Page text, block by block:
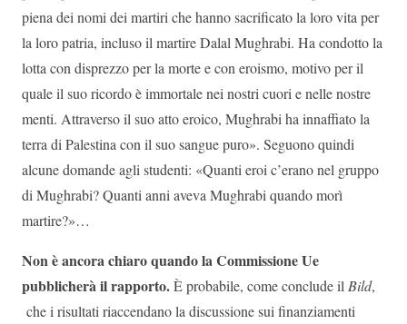
piena dei nomi dei martiri che hanno sacrificato la loro vita per
la loro patria, incluso il martire Dalal Mughrabi. Ha condotto la
lotta con disprezzo per la morte e con eroismo, motivo per il
quale il suo ricordo è immortale nei nostri cuori e nelle nostre
menti. Attraverso il suo atto eroico, Mughrabi ha innaffiato la
terra di Palestina con il suo sangue puro». Seguono quindi
alcune domande agli studenti: «Quanti eroi c’erano nel gruppo
di Mughrabi? Quanti anni aveva Mughrabi quando morì
martire?»…
Non è ancora chiaro quando la Commissione Ue
pubblicherà il rapporto.È probabile, come conclude ilBild,
che i risultati riaccendano la discussione sui finanziamenti